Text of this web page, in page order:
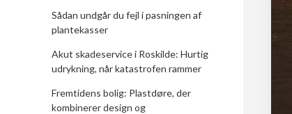
Sådan undgår du fejl i pasningen af
plantekasser
Akut skadeservice i Roskilde: Hurtig
udrykning, når katastrofen rammer
Fremtidens bolig: Plastdøre, der
kombinerer design og